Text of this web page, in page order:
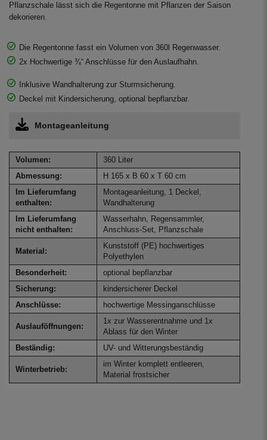
Pflanzschale lässt sich die Regentonne mit Pflanzen der Saison
dekorieren.
Die Regentonne fasst ein Volumen von 360l Regenwasser.
2x Hochwertige ¾“ Anschlüsse für den Auslaufhahn.
Inklusive Wandhalterung zur Sturmsicherung.
Deckel mit Kindersicherung, optional bepflanzbar.
Montageanleitung
Volumen:
360 Liter
Abmessung:
H 165 x B 60 x T 60 cm
Im Lieferumfang
enthalten:
Montageanleitung, 1 Deckel,
Wandhalterung
Im Lieferumfang
nicht enthalten:
Wasserhahn, Regensammler,
Anschluss-Set, Pflanzschale
Material:
Kunststoff (PE) hochwertiges
Polyethylen
Besonderheit:
optional bepflanzbar
Sicherung:
kindersicherer Deckel
Anschlüsse:
hochwertige Messinganschlüsse
Auslauföffnungen:
1x zur Wasserentnahme und 1x
Ablass für den Winter
Beständig:
UV- und Witterungsbeständig
Winterbetrieb:
im Winter komplett entleeren,
Material frostsicher